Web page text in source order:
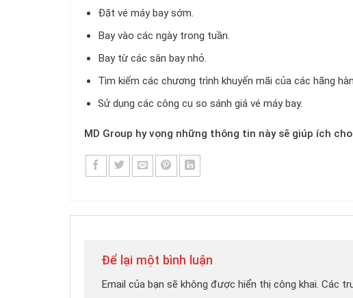
Đặt vé máy bay sớm.
Bay vào các ngày trong tuần.
Bay từ các sân bay nhỏ.
Tìm kiếm các chương trình khuyến mãi của các hãng
Sử dụng các công cụ so sánh giá vé máy bay.
MD Group hy vọng những thông tin này sẽ giúp ích
Để lại một bình luận
Email của bạn sẽ không được hiển thị công khai. Các